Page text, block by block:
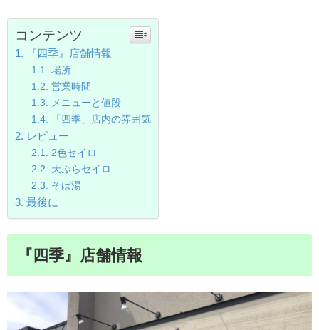
コンテンツ
『四季』店舗情報
場所
営業時間
メニューと値段
「四季」店内の雰囲気
レビュー
2色セイロ
天ぷらセイロ
そば湯
最後に
『四季』店舗情報